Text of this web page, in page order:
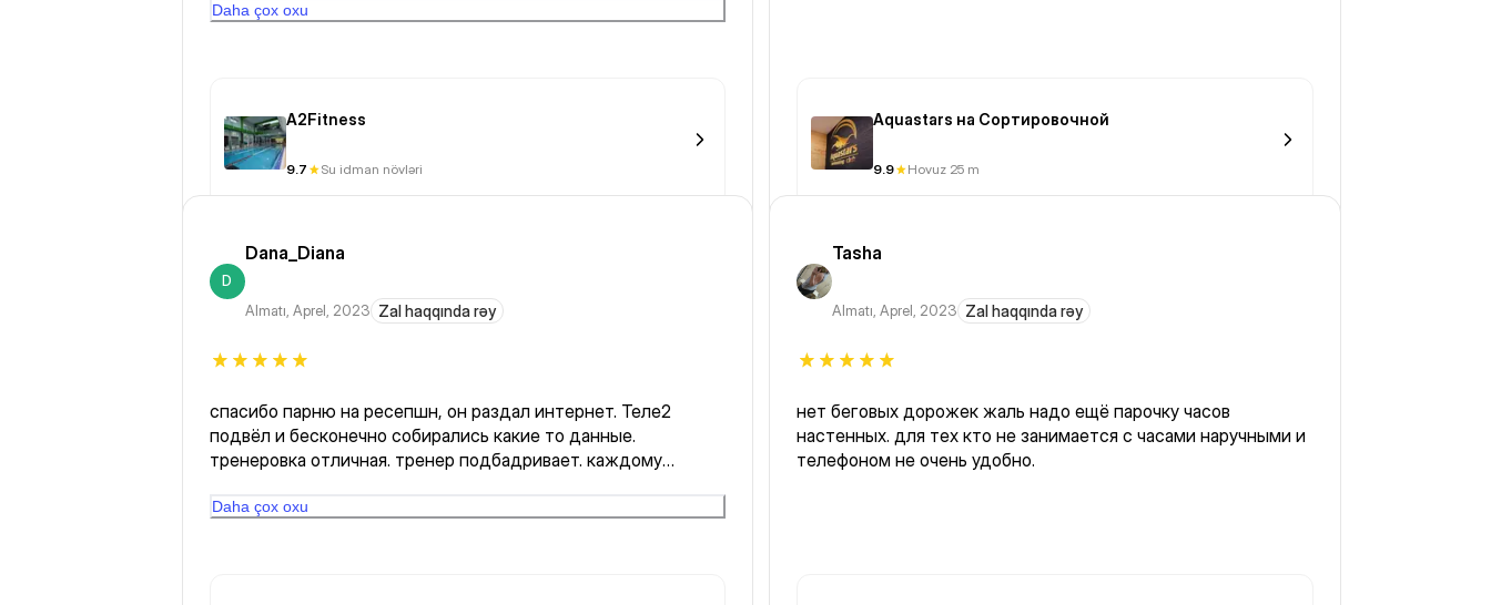
улучшением. Спасибо
Daha çox oxu
A2Fitness
9.7 Su idman növləri
Aquastars на Сортировочной
9.9 Hovuz 25 m
D
Dana_Diana
Almatı, Aprel, 2023 Zal haqqında rəy
спасибо парню на ресепшн, он раздал интернет. Теле2
подвёл и бесконечно собирались какие то данные.
тренеровка отличная. тренер подбадривает. каждому
Daha çox oxu
Tasha
Almatı, Aprel, 2023 Zal haqqında rəy
нет беговых дорожек жаль надо ещё парочку часов
настенных. для тех кто не занимается с часами наручными и
телефоном не очень удобно.